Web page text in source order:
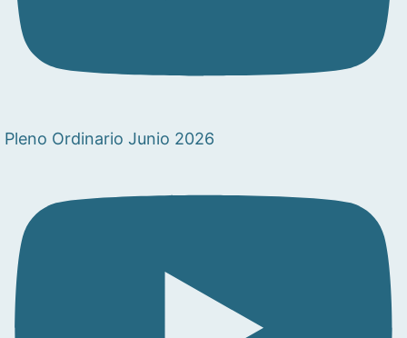
Pleno Ordinario Junio 2026